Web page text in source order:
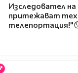
Изследовател
притежават